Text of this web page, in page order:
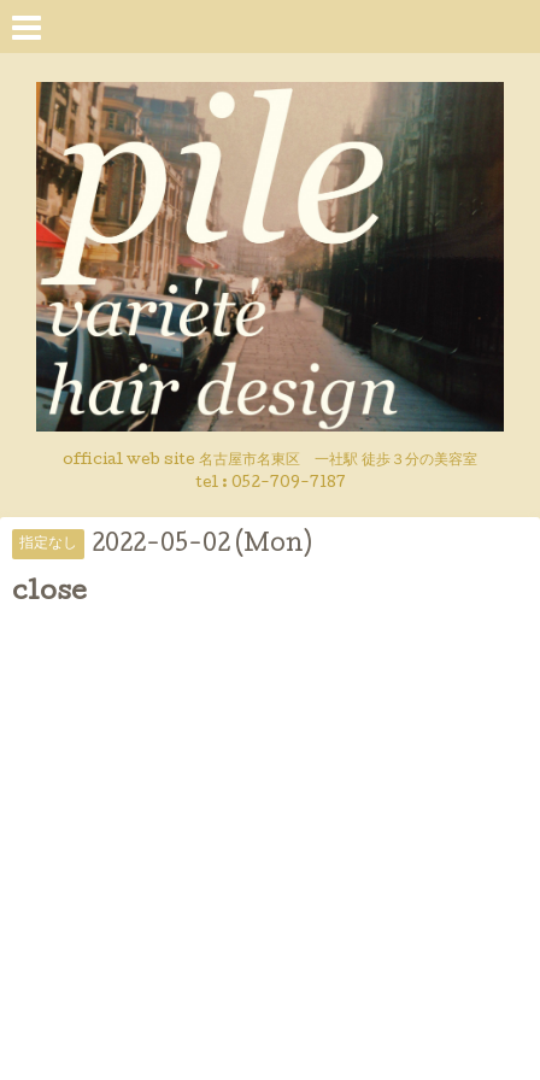
official web site 名古屋市名東区 一社駅 徒歩３分の美容室
tel : 052-709-7187
指定なし 2022-05-02 (Mon)
close